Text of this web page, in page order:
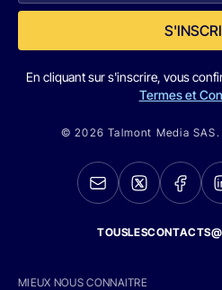
En cliquant sur s'inscrire, vous
Termes et
© 2026 Talmont Media
MIEUX NOUS CONNAITRE